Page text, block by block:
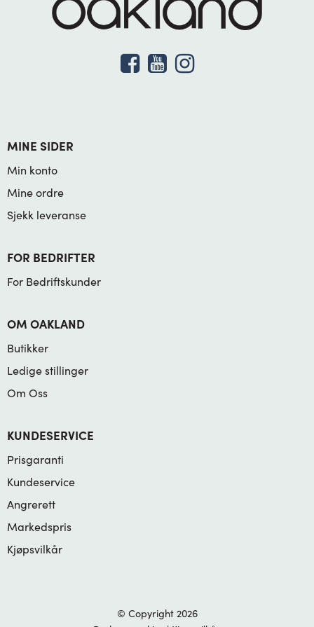
MINE SIDER
Min konto
Mine ordre
Sjekk leveranse
FOR BEDRIFTER
For Bedriftskunder
OM OAKLAND
Butikker
Ledige stillinger
Om Oss
KUNDESERVICE
Prisgaranti
Kundeservice
Angrerett
Markedspris
Kjøpsvilkår
© Copyright 2026